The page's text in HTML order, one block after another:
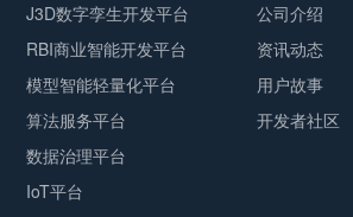
J3D数字孪生开发平台
RBI商业智能开发平台
模型智能轻量化平台
算法服务平台
数据治理平台
IoT平台
公司介绍
资讯动态
用户故事
开发者社区